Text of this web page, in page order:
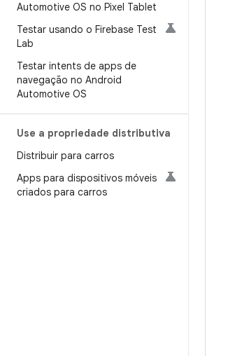
Automotive OS no Pixel Tablet
Testar usando o Firebase Test
Lab
Testar intents de apps de
navegação no Android
Automotive OS
Use a propriedade distributiva
Distribuir para carros
Apps para dispositivos móveis
criados para carros